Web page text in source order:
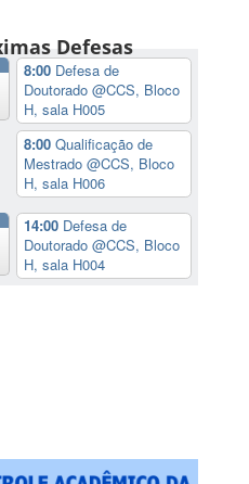
Defesas
8:00 Defesa de
Doutorado @CCS, Bloco
H, sala H005
8:00 Qualificação de
Mestrado @CCS, Bloco
H, sala H006
14:00 Defesa de
Doutorado @CCS, Bloco
H, sala H004